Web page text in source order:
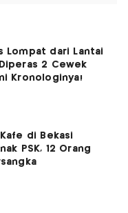
Lompat dari Lantai
2 Cewek
Kronologinya!
di Bekasi
PSK, 12 Orang